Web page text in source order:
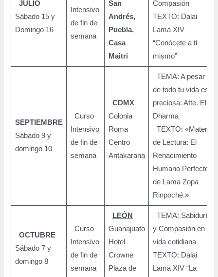
JULIO
Sábado 15 y
Domingo 16
Intensivo
de fin de
semana
San
Andrés,
Puebla,
Casa
Maitri
Compasión
TEXTO: Dalai
Lama XIV
“Conócete a ti
mismo”
SEPTIEMBRE
Sábado 9 y
domingo 10
Curso
Intensivo
de fin de
semana
CDMX
Colonia
Roma
Centro
Antakarana
TEMA: A pesar
de todo tu vida es
preciosa: Atte. El
Dharma
TEXTO: «Material
de Lectura: El
Renacimiento
Humano Perfecto
de Lama Zopa
Rinpoché.»
OCTUBRE
Sábado 7 y
domingo 8
Curso
Intensivo
de fin de
semana
LEÓN
Guanajuato
Hotel
Crowne
Plaza de
TEMA: Sabiduría
y Compasión en la
vida cotidiana
TEXTO: Dalai
Lama XIV “La